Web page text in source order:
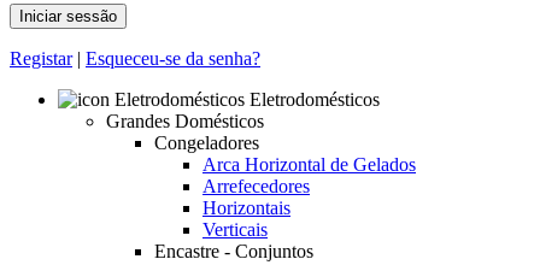
Registar| Esqueceu-se da senha?
Eletrodomésticos
Grandes Domésticos
Congeladores
Arca Horizontal de Gelados
Arrefecedores
Horizontais
Verticais
Encastre - Conjuntos